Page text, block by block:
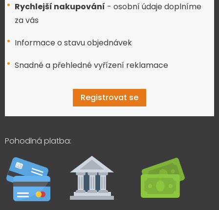
Rychlejší nakupování - osobní údaje doplníme
za vás
Informace o stavu objednávek
Snadné a přehledné vyřízení reklamace
Registrovat se
Pohodlná platba: